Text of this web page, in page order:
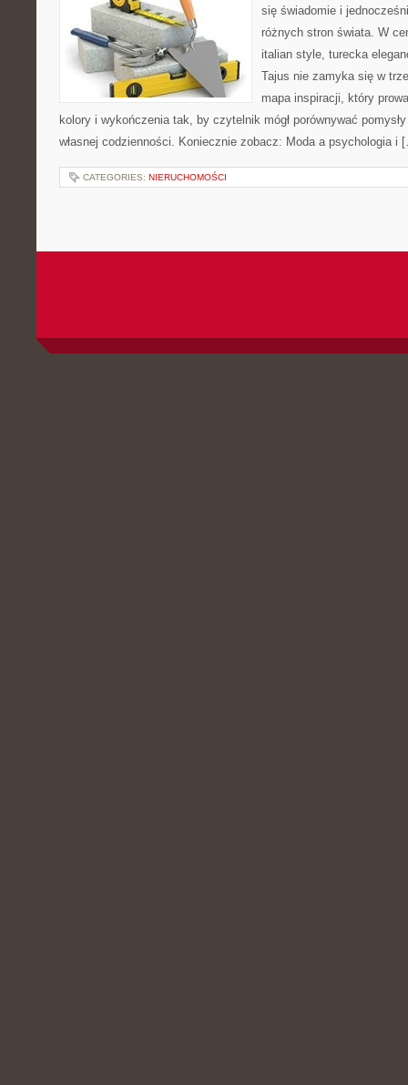
się świadomie i
różnych stron świata. W
italian style, turecka
Tajus nie zamyka się w
mapa inspiracji, który
kolory i wykończenia tak, by czytelnik mógł porównywać
własnej codzienności. Koniecznie zobacz: Moda a psychologia i
CATEGORIES: NIERUCHOMOŚCI